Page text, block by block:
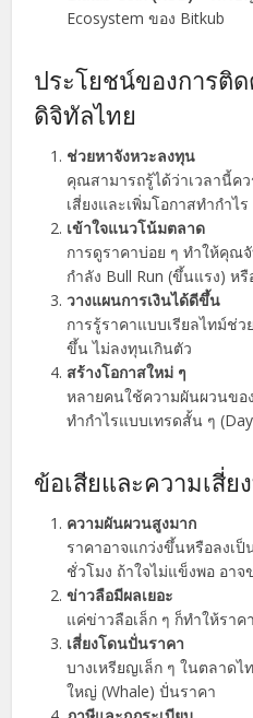
Ecosystem ของ Bitkub
ประโยชน์ของการติ
ดิจิทัลไทย
ช่วยหาจังหวะลงทุน
คุณสามารถรู้ได้ว่าเวลานี้ค
เสี่ยงและเพิ่มโอกาสทำกำไร
เข้าใจแนวโน้มตลาด
การดูราคาบ่อย ๆ ทำให้คุ
กำลัง Bull Run (ขึ้นแรง) ห
วางแผนการเงินได้ดีขึ้น
การรู้ราคาแบบเรียลไทม์ช่
ขึ้น ไม่ลงทุนเกินตัว
สร้างโอกาสใหม่ ๆ
หลายคนใช้ความผันผวนขอ
ทำกำไรแบบเทรดสั้น ๆ
ข้อเสียและความเสี่ย
ความผันผวนสูงมาก
ราคาอาจแกว่งขึ้นหรือลงเ
ชั่วโมง ถ้าใจไม่แข็งพอ อา
ข่าวลือมีผลเยอะ
แค่ข่าวลือเล็ก ๆ ก็ทำให้รา
เสี่ยงโดนปั่นราคา
บางเหรียญเล็ก ๆ ในตลาด
ใหญ่ (Whale) ปั่นราคา